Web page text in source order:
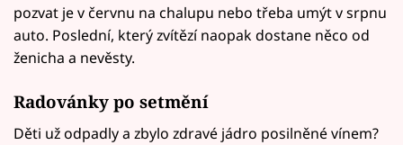
pozvat je v červnu na chalupu nebo třeba umýt v srpnu
auto. Poslední, který zvítězí naopak dostane něco od
ženicha a nevěsty.
Radovánky po setmění
Děti už odpadly a zbylo zdravé jádro posilněné vínem?